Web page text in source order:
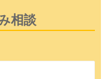
相談